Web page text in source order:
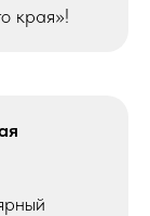
края»!